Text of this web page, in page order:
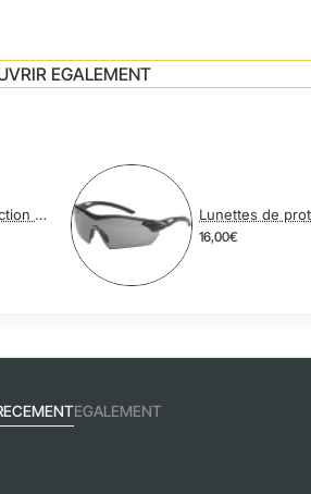
EGALEMENT
Lunettes de protection balistique RACERS AMBRE
16,00€
EGALEMENT